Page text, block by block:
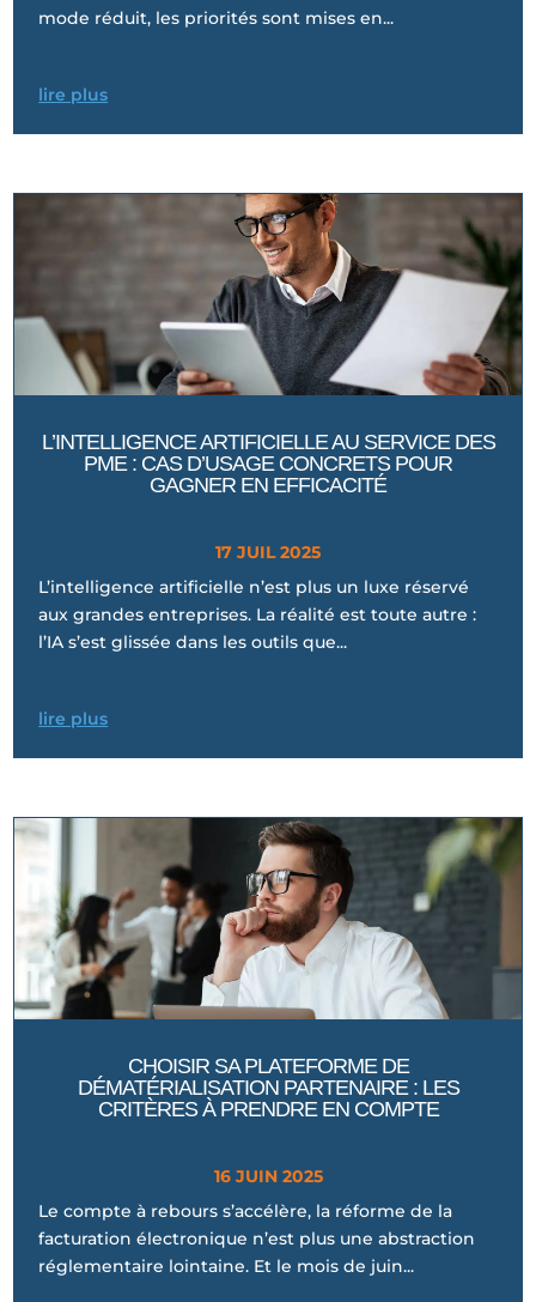
mode réduit, les priorités sont mises en...
lire plus
L’INTELLIGENCE ARTIFICIELLE AU SERVICE DES
PME : CAS D’USAGE CONCRETS POUR
GAGNER EN EFFICACITÉ
17 JUIL 2025
L’intelligence artificielle n’est plus un luxe réservé
aux grandes entreprises. La réalité est toute autre :
l’IA s’est glissée dans les outils que...
lire plus
CHOISIR SA PLATEFORME DE
DÉMATÉRIALISATION PARTENAIRE : LES
CRITÈRES À PRENDRE EN COMPTE
16 JUIN 2025
Le compte à rebours s’accélère, la réforme de la
facturation électronique n’est plus une abstraction
réglementaire lointaine. Et le mois de juin...